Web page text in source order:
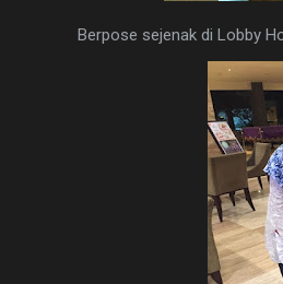
Berpose sejenak di Lobby